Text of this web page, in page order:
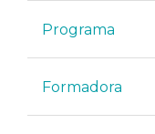
Programa
Formadora